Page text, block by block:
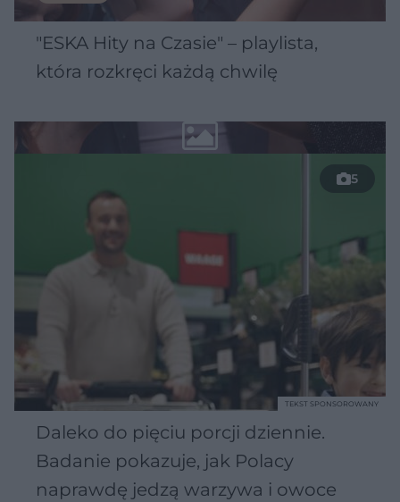
"ESKA Hity na Czasie" – playlista,
która rozkręci każdą chwilę
5
Daleko do pięciu porcji dziennie.
Badanie pokazuje, jak Polacy
naprawdę jedzą warzywa i owoce
TEKST SPONSOROWANY